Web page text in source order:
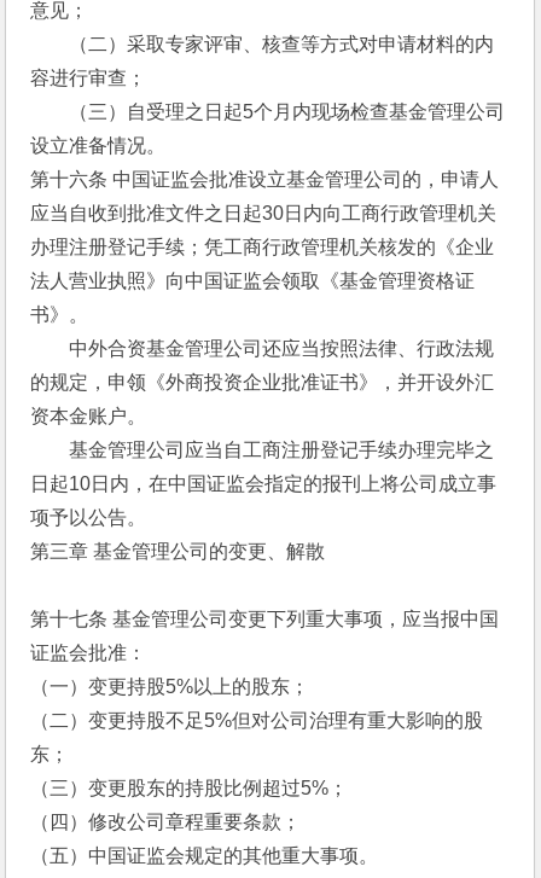
意见；
（二）采取专家评审、核查等方式对申请材料的内
容进行审查；
（三）自受理之日起5个月内现场检查基金管理公司
设立准备情况。
第十六条 中国证监会批准设立基金管理公司的，申请人
应当自收到批准文件之日起30日内向工商行政管理机关
办理注册登记手续；凭工商行政管理机关核发的《企业
法人营业执照》向中国证监会领取《基金管理资格证
书》。
中外合资基金管理公司还应当按照法律、行政法规
的规定，申领《外商投资企业批准证书》，并开设外汇
资本金账户。
基金管理公司应当自工商注册登记手续办理完毕之
日起10日内，在中国证监会指定的报刊上将公司成立事
项予以公告。
第三章 基金管理公司的变更、解散
第十七条 基金管理公司变更下列重大事项，应当报中国
证监会批准：
（一）变更持股5%以上的股东；
（二）变更持股不足5%但对公司治理有重大影响的股
东；
（三）变更股东的持股比例超过5%；
（四）修改公司章程重要条款；
（五）中国证监会规定的其他重大事项。